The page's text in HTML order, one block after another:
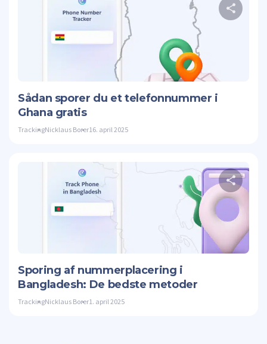
Sådan sporer du et telefonnummer i
Ghana gratis
TrackingNicklaus Borer16. april 2025
Sporing af nummerplacering i
Bangladesh: De bedste metoder
TrackingNicklaus Borer1. april 2025